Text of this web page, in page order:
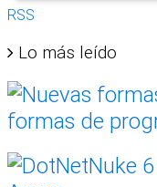
RSS
Lo más leído
formas de